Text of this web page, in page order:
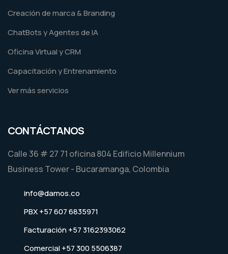
Creación de marca & Branding
ChatBots y Agentes de IA
Oficina Virtual y CRM
Capacitación y Entrenamiento
Ver más servicios
CONTÁCTANOS
Calle 36 # 27 71 oficina 804 Edificio Millennium
Business Tower - Bucaramanga, Colombia
info@damos.co
PBX +57 607 6835971
Facturación +57 3162393062
Comercial +57 300 5506387